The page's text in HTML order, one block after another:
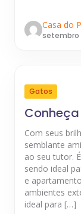
Casa do
setembro
Gatos
Com seus
semblante
ao seu tutor.
sendo ideal
e
ambientes
ideal para […]